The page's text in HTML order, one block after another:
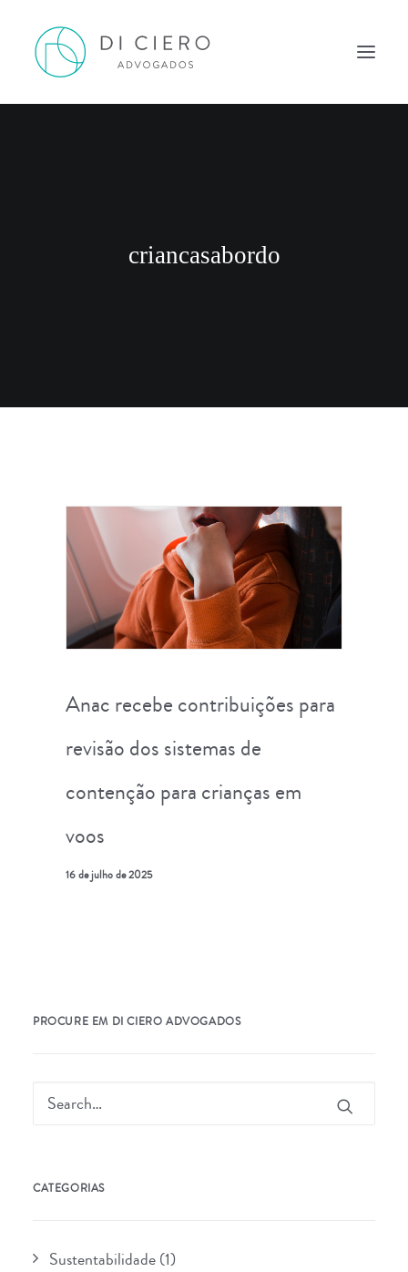
criancasabordo
Anac recebe contribuições para
revisão dos sistemas de
contenção para crianças em
voos
16 de julho de 2025
PROCURE EM DI CIERO ADVOGADOS
CATEGORIAS
Sustentabilidade(1)